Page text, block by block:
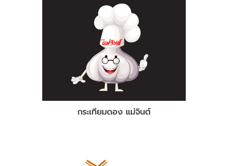
กระเทียมดอง แม่จินต์